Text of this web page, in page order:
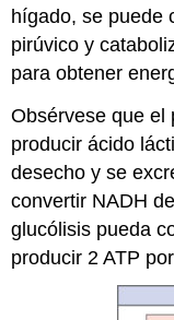
hígado, se puede
pirúvico y
para obtener
Obsérvese que el
producir ácido
desecho y se
convertir NADH
glucólisis pueda
producir 2 ATP